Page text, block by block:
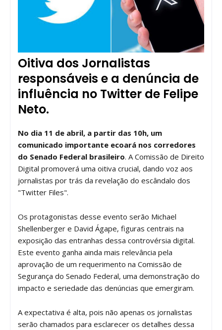
Oitiva dos Jornalistas
responsáveis e a denúncia de
influência no Twitter de Felipe
Neto.
No dia 11 de abril, a partir das 10h, um
comunicado importante ecoará nos corredores
do Senado Federal brasileiro. A Comissão de Direito
Digital promoverá uma oitiva crucial, dando voz aos
jornalistas por trás da revelação do escândalo dos
"Twitter Files".
Os protagonistas desse evento serão Michael
Shellenberger e David Ágape, figuras centrais na
exposição das entranhas dessa controvérsia digital.
Este evento ganha ainda mais relevância pela
aprovação de um requerimento na Comissão de
Segurança do Senado Federal, uma demonstração do
impacto e seriedade das denúncias que emergiram.
A expectativa é alta, pois não apenas os jornalistas
serão chamados para esclarecer os detalhes dessa